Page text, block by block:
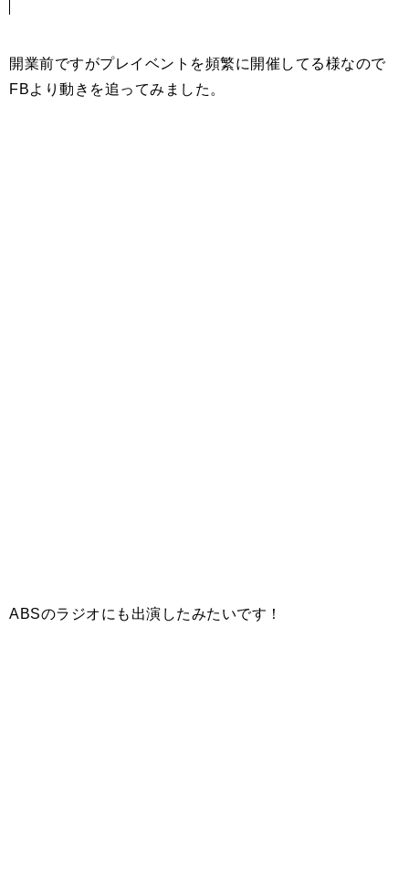
開業前ですがプレイベントを頻繁に開催してる様なので
FBより動きを追ってみました。
ABSのラジオにも出演したみたいです！